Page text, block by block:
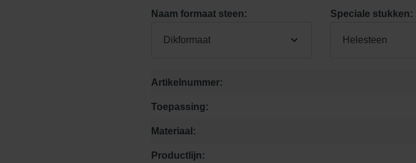
Naam formaat steen:
Dikformaat
Speciale stukken:
Helesteen
Artikelnummer:
Toepassing:
Materiaal:
Productlijn: